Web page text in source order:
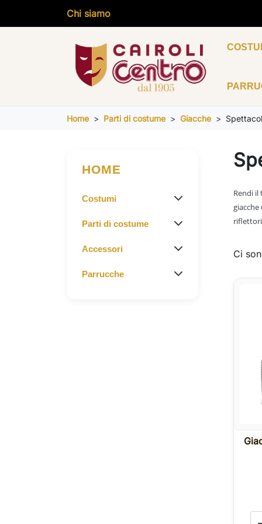
Chi siamo
Home Parti di costume Giacche
HOME
Costumi
Parti di costume
Accessori
Parrucche
Rendi il
giacche
Ci